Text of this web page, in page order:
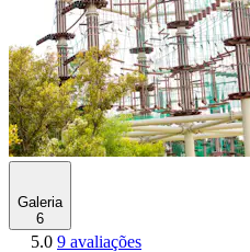
Galeria
6
5.0 9 avaliações